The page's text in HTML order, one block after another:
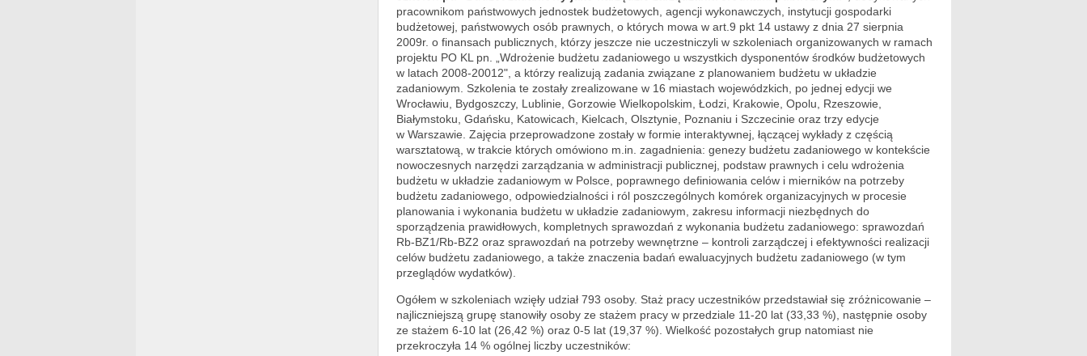
pracownikom państwowych jednostek budżetowych, agencji wykonawczych, instytucji gospodarki
budżetowej, państwowych osób prawnych, o których mowa w art.9 pkt 14 ustawy z dnia 27 sierpnia
2009r. o finansach publicznych, którzy jeszcze nie uczestniczyli w szkoleniach organizowanych w ramach
projektu PO KL pn. „Wdrożenie budżetu zadaniowego u wszystkich dysponentów środków budżetowych
w latach 2008-20012", a którzy realizują zadania związane z planowaniem budżetu w układzie
zadaniowym. Szkolenia te zostały zrealizowane w 16 miastach wojewódzkich, po jednej edycji we
Wrocławiu, Bydgoszczy, Lublinie, Gorzowie Wielkopolskim, Łodzi, Krakowie, Opolu, Rzeszowie,
Białymstoku, Gdańsku, Katowicach, Kielcach, Olsztynie, Poznaniu i Szczecinie oraz trzy edycje
w Warszawie. Zajęcia przeprowadzone zostały w formie interaktywnej, łączącej wykłady z częścią
warsztatową, w trakcie których omówiono m.in. zagadnienia: genezy budżetu zadaniowego w kontekście
nowoczesnych narzędzi zarządzania w administracji publicznej, podstaw prawnych i celu wdrożenia
budżetu w układzie zadaniowym w Polsce, poprawnego definiowania celów i mierników na potrzeby
budżetu zadaniowego, odpowiedzialności i ról poszczególnych komórek organizacyjnych w procesie
planowania i wykonania budżetu w układzie zadaniowym, zakresu informacji niezbędnych do
sporządzenia prawidłowych, kompletnych sprawozdań z wykonania budżetu zadaniowego: sprawozdań
Rb-BZ1/Rb-BZ2 oraz sprawozdań na potrzeby wewnętrzne – kontroli zarządczej i efektywności realizacji
celów budżetu zadaniowego, a także znaczenia badań ewaluacyjnych budżetu zadaniowego (w tym
przeglądów wydatków).
Ogółem w szkoleniach wzięły udział 793 osoby. Staż pracy uczestników przedstawiał się zróżnicowanie –
najliczniejszą grupę stanowiły osoby ze stażem pracy w przedziale 11-20 lat (33,33 %), następnie osoby
ze stażem 6-10 lat (26,42 %) oraz 0-5 lat (19,37 %). Wielkość pozostałych grup natomiast nie
przekroczyła 14 % ogólnej liczby uczestników: